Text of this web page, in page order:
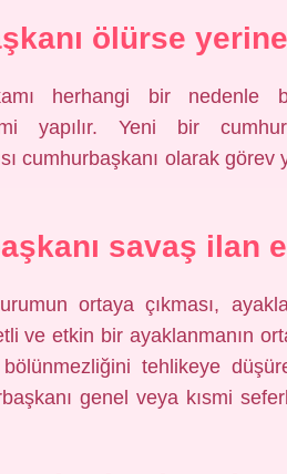
ölürse
herhangi bir
yapılır. Yeni bir
cumhurbaşkanı olarak görev
savaş ilan
ortaya çıkması,
ve etkin bir ayaklanmanın
tehlikeye
genel veya kısmi